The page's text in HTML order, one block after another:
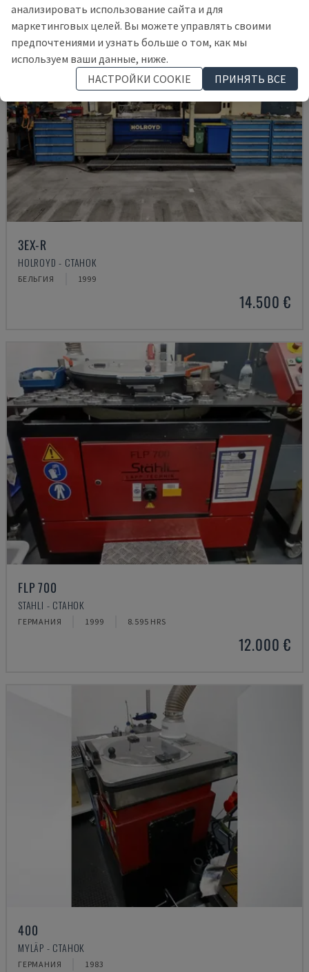
3EX-R
HOLROYD - СТАНОК
БЕЛЬГИЯ 1999
14.500 €
FLP 700
STAHLI - СТАНОК
ГЕРМАНИЯ 1999 8.595 HRS
12.000 €
400
MYLÄP - СТАНОК
ГЕРМАНИЯ 1983
анализировать использование сайта и для
маркетинговых целей. Вы можете управлять своими
предпочтениями и узнать больше о том, как мы
используем ваши данные, ниже.
НАСТРОЙКИ COOKIE
ПРИНЯТЬ ВСЕ